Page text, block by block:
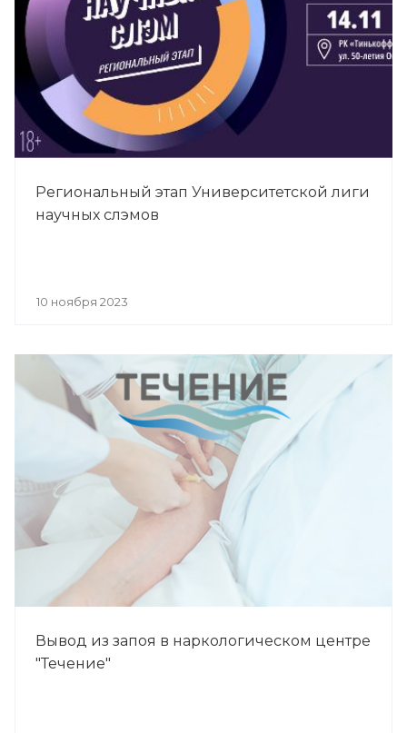
Региональный этап Университетской лиги
научных слэмов
10 ноября 2023
Вывод из запоя в наркологическом центре
"Течение"